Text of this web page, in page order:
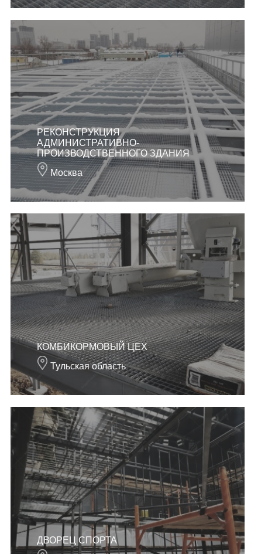
РЕКОНСТРУКЦИЯ
АДМИНИСТРАТИВНО-
ПРОИЗВОДСТВЕННОГО ЗДАНИЯ
Москва
КОМБИКОРМОВЫЙ ЦЕХ
Тульская область
ДВОРЕЦ СПОРТА